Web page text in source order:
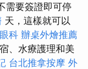
需要簽證即可停
天，這樣就可以
科 辦桌外燴推薦
、水療護理和美
台北推拿按摩 外